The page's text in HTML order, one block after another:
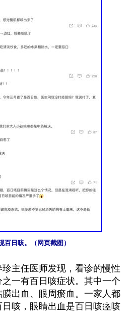
百日咳。（网页截图）
主任医师发现，看诊的慢性
一有百日咳症状。其中一个
出血、眼周瘀血。一家人都
咳，眼睛出血是百日咳痉咳